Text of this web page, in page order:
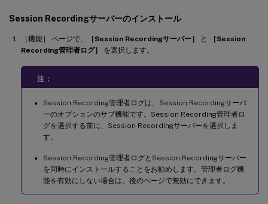
Session Recordingサーバーのインストール
［機能］ ページで、 ［Session Recordingサーバー］ と
［Session
Recording管理者ログ］
を選択します。
注：
Session Recording管理者ログは、Session Recordingサーバ
ーのオプションのサブ機能です。Session Recording管理者ロ
グを選択する前に、Session Recordingサーバーを選択しま
す。
Session Recording管理者ログとSession Recordingサーバー
を同時にインストールすることをお勧めします。管理者ログ機
能を有効にしない場合は、後のページで無効にできます。